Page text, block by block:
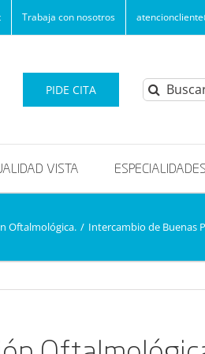
Trabaja con nosotros
PIDE CITA Buscar:
VISTA ESPECIALIDADES
Oftalmológica. / Intercambio de Buenas